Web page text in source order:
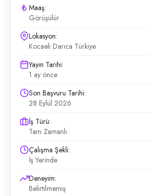
Maaş:
Görüşülür
Lokasyon:
Kocaeli Darıca Türkiye
Yayın Tarihi:
1 ay önce
Son Başvuru Tarihi:
28 Eylül 2026
İş Türü:
Tam Zamanlı
Çalışma Şekli:
İş Yerinde
Deneyim:
Belirtilmemiş